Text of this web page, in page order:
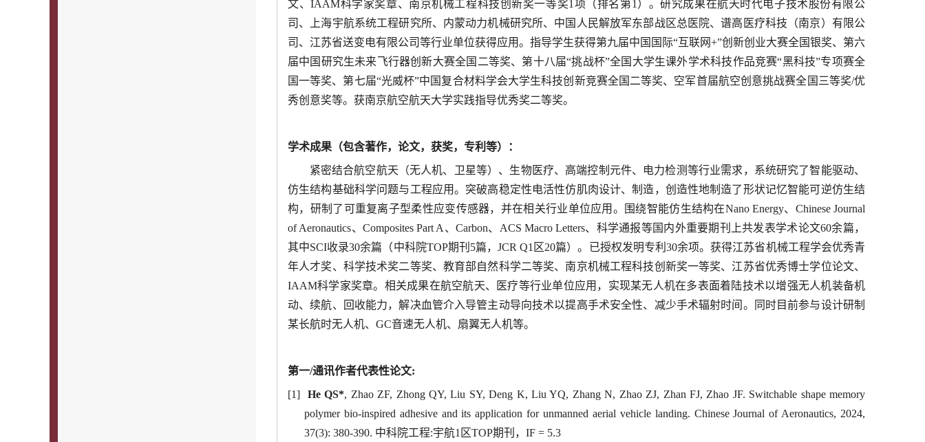
文、IAAM科学家奖章、南京机械工程科技创新奖一等奖1项（排名第1）。研究成果在航天时代电子技术股份有限公
司、上海宇航系统工程研究所、内蒙动力机械研究所、中国人民解放军东部战区总医院、谱高医疗科技（南京）有限公
司、 江苏省送变电有限公司等行业单位获得应用。指导学生获得第九届中国国际“互联网+”创新创业大赛全国银奖、第六
届中国研究生未来飞行器创新大赛全国二等奖、第十八届“挑战杯”全国大学生课外学术科技作品竞赛“黑科技”专项赛全
国一等奖、第七届“光威杯”中国复合材料学会大学生科技创新竞赛全国二等奖、空军首届航空创意挑战赛全国三等奖/优
秀创意奖等。获南京航空航天大学实践指导优秀奖二等奖。
学术成果（包含著作，论文，获奖，专利等）：
紧密结合航空航天（无人机、卫星等）、生物医疗、高端控制元件、电力检测等行业需求，系统研究了智能驱动、
仿生结构基础科学问题与工程应用。突破高稳定性电活性仿肌肉设计、制造，创造性地制造了形状记忆智能可逆仿生结
构，研制了可重复离子型柔性应变传感器，并在相关行业单位应用。围绕智能仿生结构在Nano Energy、Chinese Journal
of Aeronautics、Composites Part A、Carbon、ACS Macro Letters、科学通报等国内外重要期刊上共发表学术论文60余篇，
其中SCI收录30余篇（中科院TOP期刊5篇，JCR Q1区20篇）。已授权发明专利30余项。获得江苏省机械工程学会优秀青
年人才奖、科学技术奖二等奖、教育部自然科学二等奖、南京机械工程科技创新奖一等奖、江苏省优秀博士学位论文、
IAAM科学家奖章。相关成果在航空航天、医疗等行业单位应用，实现某无人机在多表面着陆技术以增强无人机装备机
动、续航、回收能力，解决血管介入导管主动导向技术以提高手术安全性、减少手术辐射时间。同时目前参与设计研制
某长航时无人机、GC音速无人机、扇翼无人机等。
第一/通讯作者代表性论文:
[1] He QS*, Zhao ZF, Zhong QY, Liu SY, Deng K, Liu YQ, Zhang N, Zhao ZJ, Zhan FJ, Zhao JF. Switchable shape memory
polymer bio-inspired adhesive and its application for unmanned aerial vehicle landing. Chinese Journal of Aeronautics, 2024,
37(3): 380-390. 中科院工程:宇航1区TOP期刊，IF = 5.3